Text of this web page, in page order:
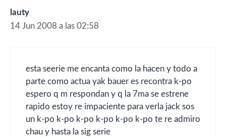
lauty
14 Jun 2008 a las 02:58
esta seerie me encanta como la hacen y todo a
parte como actua yak bauer es recontra k-po
espero q m respondan y q la 7ma se estrene
rapido estoy re impaciente para verla jack sos
un k-po k-po k-po k-po k-po k-po te re admiro
chau y hasta la sig serie